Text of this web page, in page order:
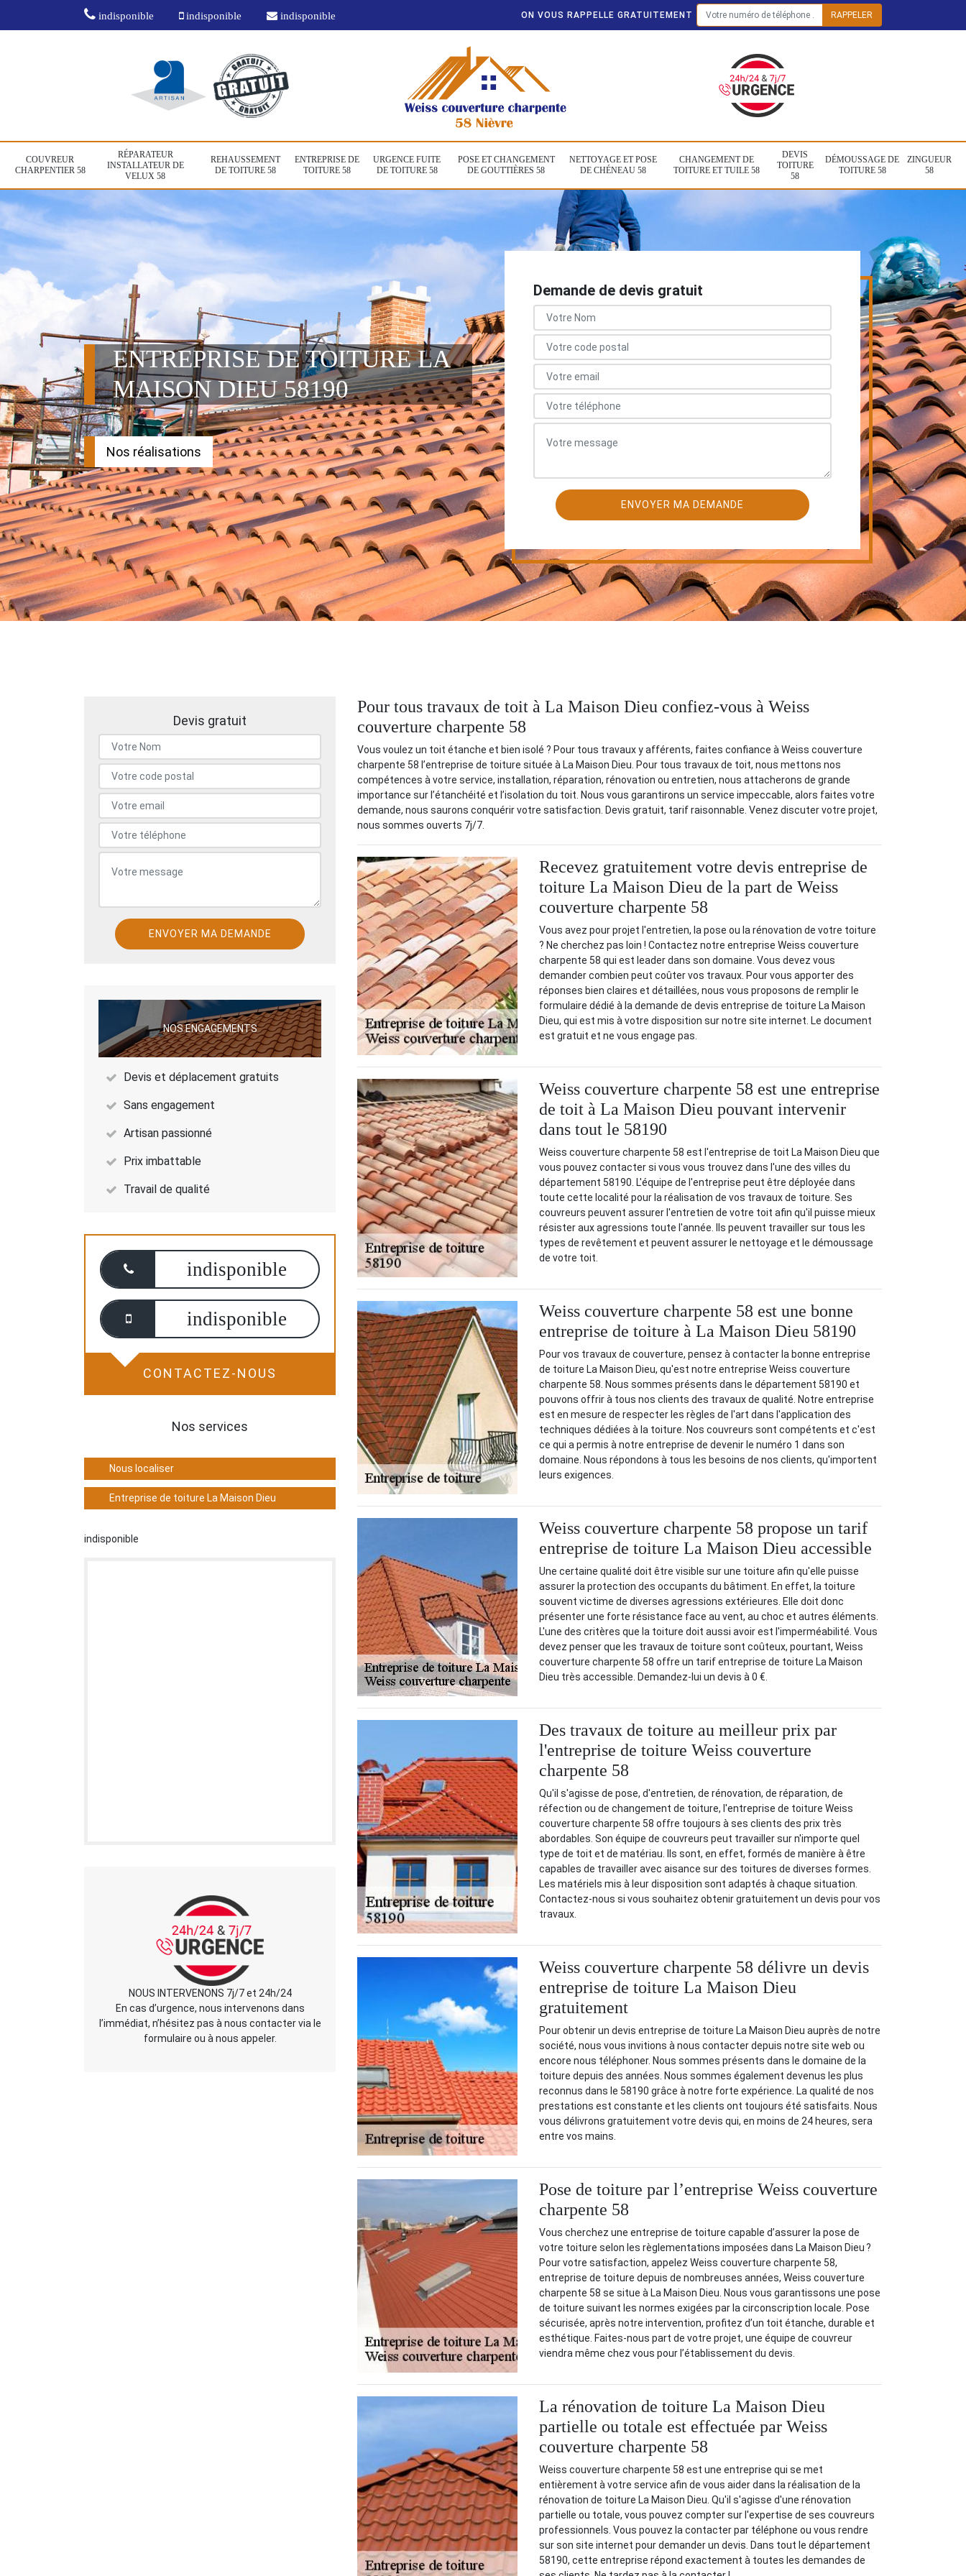
indisponible indisponible indisponible ON VOUS RAPPELLE GRATUITEMENT
COUVREUR
CHARPENTIER 58
RÉPARATEUR
INSTALLATEUR DE
VELUX 58
REHAUSSEMENT
DE TOITURE 58
ENTREPRISE DE
TOITURE 58
URGENCE FUITE
DE TOITURE 58
POSE ET CHANGEMENT
DE GOUTTIÈRES 58
NETTOYAGE ET POSE
DE CHÉNEAU 58
CHANGEMENT DE
TOITURE ET TUILE 58
DEVIS
TOITURE
58
DÉMOUSSAGE DE
TOITURE 58
ZINGUEUR
58
ENTREPRISE DE TOITURE LA
MAISON DIEU 58190
Nos réalisations
Demande de devis gratuit
Devis gratuit
NOS ENGAGEMENTS
Devis et déplacement gratuits
Sans engagement
Artisan passionné
Prix imbattable
Travail de qualité
indisponible
indisponible
CONTACTEZ-NOUS
Nos services
Nous localiser
Entreprise de toiture La Maison Dieu
indisponible
NOUS INTERVENONS 7j/7 et 24h/24
En cas d’urgence, nous intervenons dans
l’immédiat, n’hésitez pas à nous contacter via le
formulaire ou à nous appeler.
Pour tous travaux de toit à La Maison Dieu confiez-vous à Weiss
couverture charpente 58
Vous voulez un toit étanche et bien isolé ? Pour tous travaux y afférents, faites confiance à Weiss couverture
charpente 58 l’entreprise de toiture située à La Maison Dieu. Pour tous travaux de toit, nous mettons nos
compétences à votre service, installation, réparation, rénovation ou entretien, nous attacherons de grande
importance sur l’étanchéité et l’isolation du toit. Nous vous garantirons un service impeccable, alors faites votre
demande, nous saurons conquérir votre satisfaction. Devis gratuit, tarif raisonnable. Venez discuter votre projet,
nous sommes ouverts 7j/7.
Recevez gratuitement votre devis entreprise de
toiture La Maison Dieu de la part de Weiss
couverture charpente 58
Vous avez pour projet l'entretien, la pose ou la rénovation de votre toiture
? Ne cherchez pas loin ! Contactez notre entreprise Weiss couverture
charpente 58 qui est leader dans son domaine. Vous devez vous
demander combien peut coûter vos travaux. Pour vous apporter des
réponses bien claires et détaillées, nous vous proposons de remplir le
formulaire dédié à la demande de devis entreprise de toiture La Maison
Dieu, qui est mis à votre disposition sur notre site internet. Le document
est gratuit et ne vous engage pas.
Weiss couverture charpente 58 est une entreprise
de toit à La Maison Dieu pouvant intervenir
dans tout le 58190
Weiss couverture charpente 58 est l'entreprise de toit La Maison Dieu que
vous pouvez contacter si vous vous trouvez dans l'une des villes du
département 58190. L'équipe de l'entreprise peut être déployée dans
toute cette localité pour la réalisation de vos travaux de toiture. Ses
couvreurs peuvent assurer l'entretien de votre toit afin qu'il puisse mieux
résister aux agressions toute l'année. Ils peuvent travailler sur tous les
types de revêtement et peuvent assurer le nettoyage et le démoussage
de votre toit.
Weiss couverture charpente 58 est une bonne
entreprise de toiture à La Maison Dieu 58190
Pour vos travaux de couverture, pensez à contacter la bonne entreprise
de toiture La Maison Dieu, qu'est notre entreprise Weiss couverture
charpente 58. Nous sommes présents dans le département 58190 et
pouvons offrir à tous nos clients des travaux de qualité. Notre entreprise
est en mesure de respecter les règles de l'art dans l'application des
techniques dédiées à la toiture. Nos couvreurs sont compétents et c'est
ce qui a permis à notre entreprise de devenir le numéro 1 dans son
domaine. Nous répondons à tous les besoins de nos clients, qu'importent
leurs exigences.
Weiss couverture charpente 58 propose un tarif
entreprise de toiture La Maison Dieu accessible
Une certaine qualité doit être visible sur une toiture afin qu'elle puisse
assurer la protection des occupants du bâtiment. En effet, la toiture
souvent victime de diverses agressions extérieures. Elle doit donc
présenter une forte résistance face au vent, au choc et autres éléments.
L'une des critères que la toiture doit aussi avoir est l'imperméabilité. Vous
devez penser que les travaux de toiture sont coûteux, pourtant, Weiss
couverture charpente 58 offre un tarif entreprise de toiture La Maison
Dieu très accessible. Demandez-lui un devis à 0 €.
Des travaux de toiture au meilleur prix par
l'entreprise de toiture Weiss couverture
charpente 58
Qu'il s'agisse de pose, d'entretien, de rénovation, de réparation, de
réfection ou de changement de toiture, l'entreprise de toiture Weiss
couverture charpente 58 offre toujours à ses clients des prix très
abordables. Son équipe de couvreurs peut travailler sur n'importe quel
type de toit et de matériau. Ils sont, en effet, formés de manière à être
capables de travailler avec aisance sur des toitures de diverses formes.
Les matériels mis à leur disposition sont adaptés à chaque situation.
Contactez-nous si vous souhaitez obtenir gratuitement un devis pour vos
travaux.
Weiss couverture charpente 58 délivre un devis
entreprise de toiture La Maison Dieu
gratuitement
Pour obtenir un devis entreprise de toiture La Maison Dieu auprès de notre
société, nous vous invitions à nous contacter depuis notre site web ou
encore nous téléphoner. Nous sommes présents dans le domaine de la
toiture depuis des années. Nous sommes également devenus les plus
reconnus dans le 58190 grâce à notre forte expérience. La qualité de nos
prestations est constante et les clients ont toujours été satisfaits. Nous
vous délivrons gratuitement votre devis qui, en moins de 24 heures, sera
entre vos mains.
Pose de toiture par l’entreprise Weiss couverture
charpente 58
Vous cherchez une entreprise de toiture capable d’assurer la pose de
votre toiture selon les règlementations imposées dans La Maison Dieu ?
Pour votre satisfaction, appelez Weiss couverture charpente 58,
entreprise de toiture depuis de nombreuses années, Weiss couverture
charpente 58 se situe à La Maison Dieu. Nous vous garantissons une pose
de toiture suivant les normes exigées par la circonscription locale. Pose
sécurisée, après notre intervention, profitez d’un toit étanche, durable et
esthétique. Faites-nous part de votre projet, une équipe de couvreur
viendra même chez vous pour l’établissement du devis.
La rénovation de toiture La Maison Dieu
partielle ou totale est effectuée par Weiss
couverture charpente 58
Weiss couverture charpente 58 est une entreprise qui se met
entièrement à votre service afin de vous aider dans la réalisation de la
rénovation de toiture La Maison Dieu. Qu'il s'agisse d'une rénovation
partielle ou totale, vous pouvez compter sur l'expertise de ses couvreurs
professionnels. Vous pouvez la contacter par téléphone ou vous rendre
sur son site internet pour demander un devis. Dans tout le département
58190, cette entreprise répond exactement à toutes les demandes de